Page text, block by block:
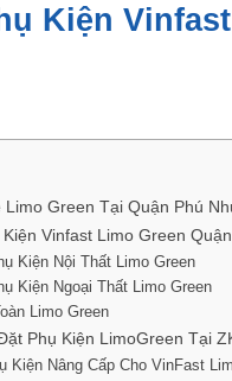
Kiện
Limo Green Tại Quận Phú
Vinfast Limo Green
Kiện Nội Thất Limo Green
Kiện Ngoại Thất Limo Green
Limo Green
Phụ Kiện LimoGreen Tại
Kiện Nâng Cấp Cho VinFast